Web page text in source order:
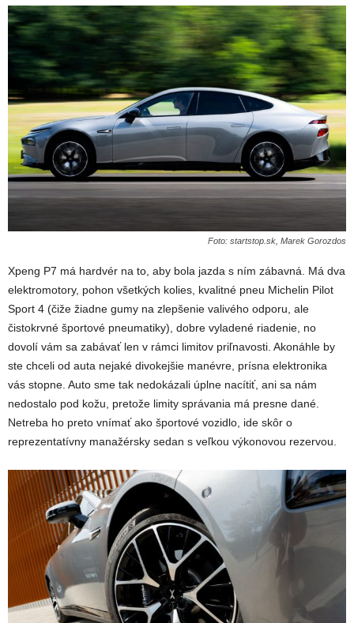
Foto: startstop.sk, Marek Gorozdos
Xpeng P7 má hardvér na to, aby bola jazda s ním zábavná. Má dva
elektromotory, pohon všetkých kolies, kvalitné pneu Michelin Pilot
Sport 4 (čiže žiadne gumy na zlepšenie valivého odporu, ale
čistokrvné športové pneumatiky), dobre vyladené riadenie, no
dovolí vám sa zabávať len v rámci limitov priľnavosti. Akonáhle by
ste chceli od auta nejaké divokejšie manévre, prísna elektronika
vás stopne. Auto sme tak nedokázali úplne nacítiť, ani sa nám
nedostalo pod kožu, pretože limity správania má presne dané.
Netreba ho preto vnímať ako športové vozidlo, ide skôr o
reprezentatívny manažérsky sedan s veľkou výkonovou rezervou.